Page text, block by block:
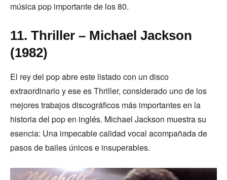
música pop importante de los 80.
11. Thriller – Michael Jackson
(1982)
El rey del pop abre este listado con un disco
extraordinario y ese es Thriller, considerado uno de los
mejores trabajos discográficos más importantes en la
historia del pop en inglés. Michael Jackson muestra su
esencia: Una impecable calidad vocal acompañada de
pasos de bailes únicos e insuperables.